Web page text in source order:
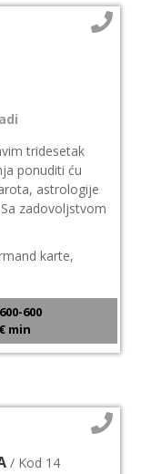
tridesetak
ponuditi ću
astrologije
zadovoljstvom
karte,
600
min
/ Kod 14